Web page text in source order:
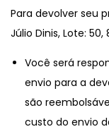
Para devolver seu
Júlio Dinis, Lote:
Você será
envio para a
são
custo do envio